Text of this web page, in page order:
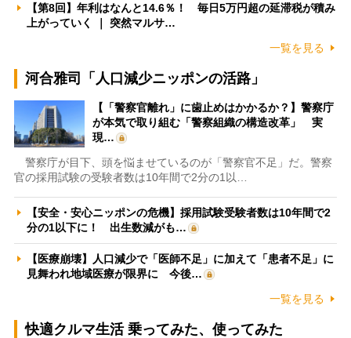
【第8回】年利はなんと14.6％！ 毎日5万円超の延滞税が積み
上がっていく ｜ 突然マルサ…
一覧を見る
河合雅司「人口減少ニッポンの活路」
【「警察官離れ」に歯止めはかかるか？】警察庁
が本気で取り組む「警察組織の構造改革」 実
現…
警察庁が目下、頭を悩ませているのが「警察官不足」だ。警察
官の採用試験の受験者数は10年間で2分の1以…
【安全・安心ニッポンの危機】採用試験受験者数は10年間で2
分の1以下に！ 出生数減がも…
【医療崩壊】人口減少で「医師不足」に加えて「患者不足」に
見舞われ地域医療が限界に 今後…
一覧を見る
快適クルマ生活 乗ってみた、使ってみた